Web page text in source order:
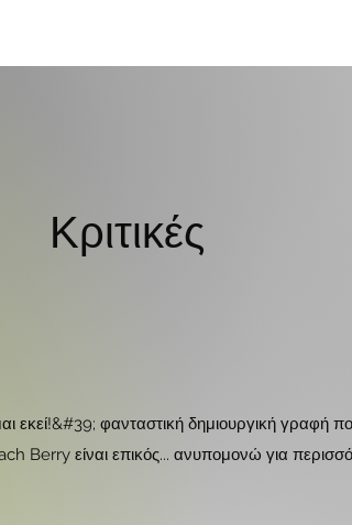
Κριτικές
εκεί!&#39; φανταστική δημιουργική
Berry είναι επικός... ανυπομονώ για